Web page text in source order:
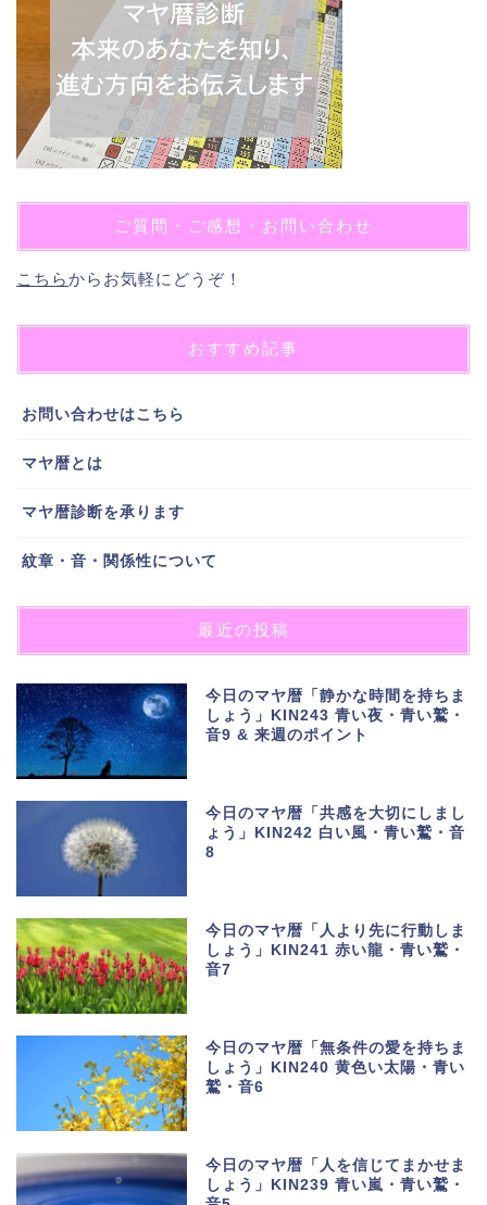
ご質問・ご感想・お問い合わせ
こちらからお気軽にどうぞ！
おすすめ記事
お問い合わせはこちら
マヤ暦とは
マヤ暦診断を承ります
紋章・音・関係性について
最近の投稿
今日のマヤ暦「静かな時間を持ちま
しょう」KIN243 青い夜・青い鷲・
音9 & 来週のポイント
今日のマヤ暦「共感を大切にしまし
ょう」KIN242 白い風・青い鷲・音
8
今日のマヤ暦「人より先に行動しま
しょう」KIN241 赤い龍・青い鷲・
音7
今日のマヤ暦「無条件の愛を持ちま
しょう」KIN240 黄色い太陽・青い
鷲・音6
今日のマヤ暦「人を信じてまかせま
しょう」KIN239 青い嵐・青い鷲・